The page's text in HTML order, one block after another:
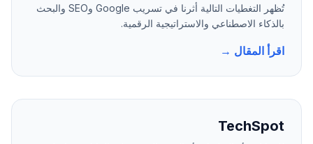
تُظهر التغطيات التالية أثرنا في تسريب Google وSEO والبحث
بالذكاء الاصطناعي والاستراتيجية الرقمية.
اقرأ المقال →
TechSpot